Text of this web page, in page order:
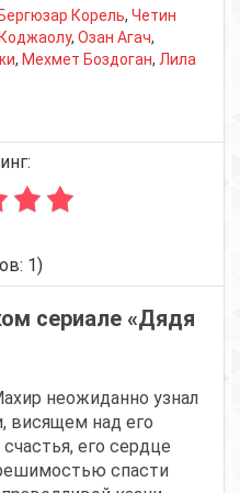
Бергюзар Корель, Четин
, Озан Агач,
, Мехмет Боздоган, Лила
1)
сериале «Дядя
неожиданно узнал
висящем над его
его сердце
спасти